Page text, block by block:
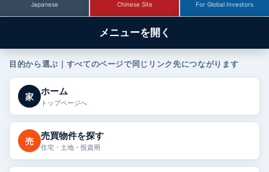
Japanese Chinese Site For Global Investors
メニューを開く
目的から選ぶ｜すべてのページで同じリンク先につながります
家 ホーム
トップページへ
売 売買物件を探す
住宅・土地・投資用